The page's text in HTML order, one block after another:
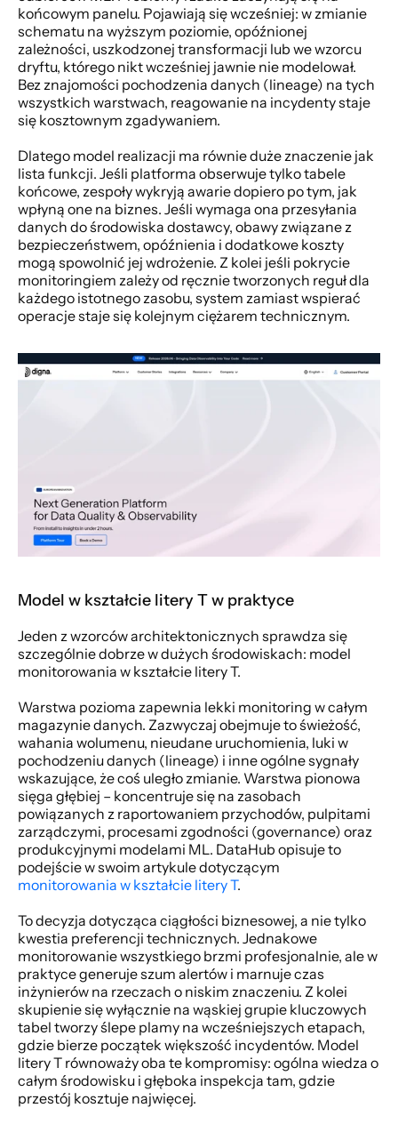
końcowym panelu. Pojawiają się wcześniej: w zmianie
schematu na wyższym poziomie, opóźnionej
zależności, uszkodzonej transformacji lub we wzorcu
dryftu, którego nikt wcześniej jawnie nie modelował.
Bez znajomości pochodzenia danych (lineage) na tych
wszystkich warstwach, reagowanie na incydenty staje
się kosztownym zgadywaniem.
Dlatego model realizacji ma równie duże znaczenie jak
lista funkcji. Jeśli platforma obserwuje tylko tabele
końcowe, zespoły wykryją awarie dopiero po tym, jak
wpłyną one na biznes. Jeśli wymaga ona przesyłania
danych do środowiska dostawcy, obawy związane z
bezpieczeństwem, opóźnienia i dodatkowe koszty
mogą spowolnić jej wdrożenie. Z kolei jeśli pokrycie
monitoringiem zależy od ręcznie tworzonych reguł dla
każdego istotnego zasobu, system zamiast wspierać
operacje staje się kolejnym ciężarem technicznym.
Model w kształcie litery T w praktyce
Jeden z wzorców architektonicznych sprawdza się
szczególnie dobrze w dużych środowiskach: model
monitorowania w kształcie litery T.
Warstwa pozioma zapewnia lekki monitoring w całym
magazynie danych. Zazwyczaj obejmuje to świeżość,
wahania wolumenu, nieudane uruchomienia, luki w
pochodzeniu danych (lineage) i inne ogólne sygnały
wskazujące, że coś uległo zmianie. Warstwa pionowa
sięga głębiej – koncentruje się na zasobach
powiązanych z raportowaniem przychodów, pulpitami
zarządczymi, procesami zgodności (governance) oraz
produkcyjnymi modelami ML. DataHub opisuje to
monitorowania w kształcie litery T.
To decyzja dotycząca ciągłości biznesowej, a nie tylko
kwestia preferencji technicznych. Jednakowe
monitorowanie wszystkiego brzmi profesjonalnie, ale w
praktyce generuje szum alertów i marnuje czas
inżynierów na rzeczach o niskim znaczeniu. Z kolei
skupienie się wyłącznie na wąskiej grupie kluczowych
tabel tworzy ślepe plamy na wcześniejszych etapach,
gdzie bierze początek większość incydentów. Model
litery T równoważy oba te kompromisy: ogólna wiedza o
całym środowisku i głęboka inspekcja tam, gdzie
przestój kosztuje najwięcej.